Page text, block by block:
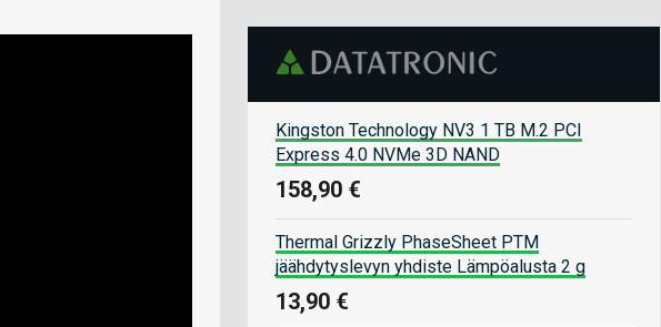
Kingston Technology NV3 1 TB M.2 PCI
Express 4.0 NVMe 3D NAND
158,90 €
Thermal Grizzly PhaseSheet PTM
jäähdytyslevyn yhdiste Lämpöalusta 2 g
13,90 €